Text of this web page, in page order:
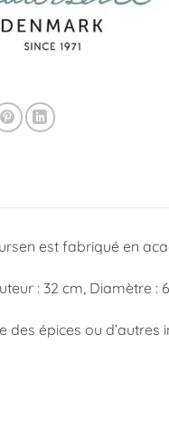
est fabriqué en
: 32 cm, Diamètre :
épices ou d’autres